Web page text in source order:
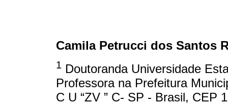
Camila Petrucci dos Santos
1 Doutoranda Universidade
Professora na Prefeitura
C U “ZV ” C- SP - Brasil, CEP